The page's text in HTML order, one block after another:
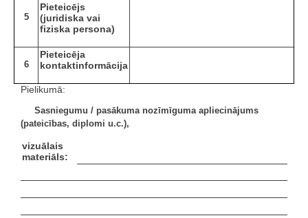
5
Pieteicējs
(juridiska vai
fiziska persona)
6
Pieteicēja
kontaktinformācija
Pielikumā:
Sasniegumu / pasākuma nozīmīguma apliecinājums
(pateicības, diplomi u.c.),
vizuālais
materiāls: